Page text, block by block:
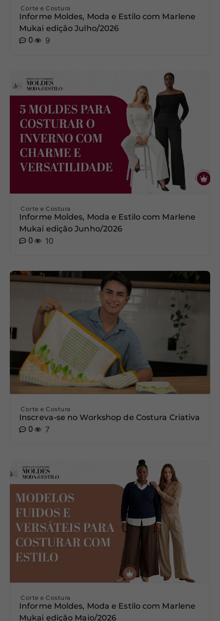
Corte e Costura
Informe Moldes, Moda e Estilo com Marlene
Mukai edição Julho/2026
0
9
Corte e Costura
Informe Moldes, Moda e Estilo com Marlene
Mukai edição Junho/2026
0
10
Corte e Costura
Inscreva-se no Workshop de Costura Criativa
0
7
Corte e Costura
Informe Moldes, Moda e Estilo com Marlene
Mukai edição Maio/2026